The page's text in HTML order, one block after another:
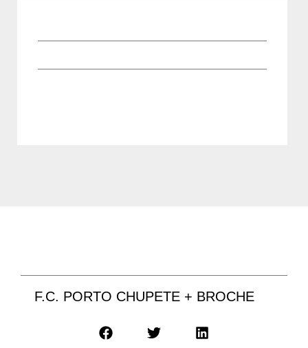
F.C. PORTO CHUPETE + BROCHE